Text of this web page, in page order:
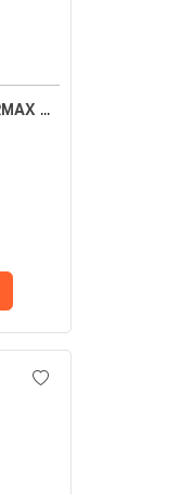
Ceat 320/85 R24 142D FARMAX R85